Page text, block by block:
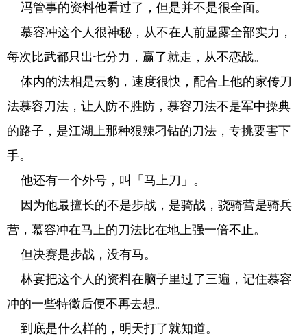
冯管事的资料他看过了，但是并不是很全面。
慕容冲这个人很神秘，从不在人前显露全部实力，
每次比武都只出七分力，赢了就走，从不恋战。
体内的法相是云豹，速度很快，配合上他的家传刀
法慕容刀法，让人防不胜防，慕容刀法不是军中操典
的路子，是江湖上那种狠辣刁钻的刀法，专挑要害下
手。
他还有一个外号，叫「马上刀」。
因为他最擅长的不是步战，是骑战，骁骑营是骑兵
营，慕容冲在马上的刀法比在地上强一倍不止。
但决赛是步战，没有马。
林宴把这个人的资料在脑子里过了三遍，记住慕容
冲的一些特徵后便不再去想。
到底是什么样的，明天打了就知道。